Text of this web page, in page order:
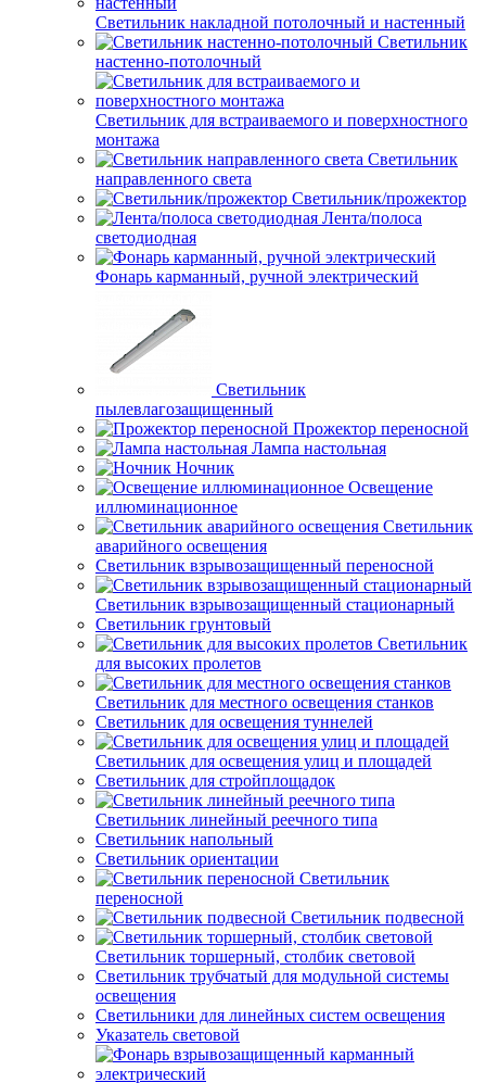
Светильник накладной потолочный и настенный
Светильник
настенно-потолочный
Светильник для встраиваемого и поверхностного
монтажа
Светильник
направленного света
Светильник/прожектор
Лента/полоса
светодиодная
Фонарь карманный, ручной электрический
Светильник
пылевлагозащищенный
Прожектор переносной
Лампа настольная
Ночник
Освещение
иллюминационное
Светильник
аварийного освещения
Светильник взрывозащищенный переносной
Светильник взрывозащищенный стационарный
Светильник грунтовый
Светильник
для высоких пролетов
Светильник для местного освещения станков
Светильник для освещения туннелей
Светильник для освещения улиц и площадей
Светильник для стройплощадок
Светильник линейный реечного типа
Светильник напольный
Светильник ориентации
Светильник
переносной
Светильник подвесной
Светильник торшерный, столбик световой
Светильник трубчатый для модульной системы
освещения
Светильники для линейных систем освещения
Указатель световой